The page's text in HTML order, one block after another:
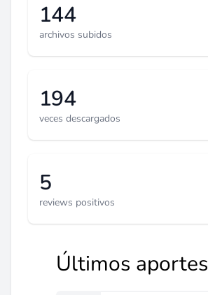
144
archivos subidos
194
veces descargados
5
reviews positivos
Últimos aportes